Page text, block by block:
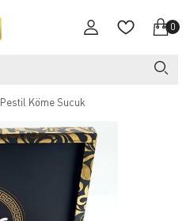
0
Pestil Köme Sucuk